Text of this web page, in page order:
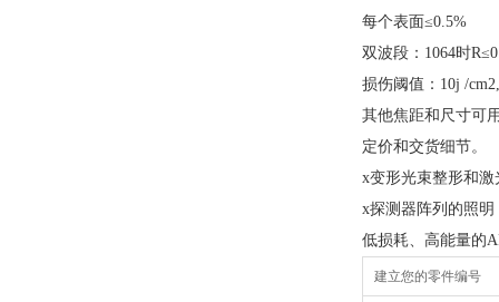
每个表面≤0.5%
双波段：1064时
损伤阈值：10j /
其他焦距和尺寸可
定价和交货细节。
x变形光束整形和激
x探测器阵列的照明
低损耗、高能量的
建立您的零件编号